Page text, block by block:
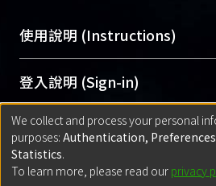
用逐年攀升。同時可加速研究
Archive）平台。 （點選深入了
含部分內容的版權非匯入
助與合作完成，請確認該
意提供此授權。
Please represent that the
original work, and that you
grant the rights to upload.
若欲上傳已出版的全文電子
使用說明 (Instructions)
網站簡介(Quickstart Guide)
使用手冊(Instruction
線上預約服務(Booking
登入說明 (Sign-in)
方案一：臺灣大學計算機中
(With C&INC Email Account)
方案二：ORCID帳號登入
匯入著作 (Submission)
方案一：定期更新ORCID者
We collect and process your personal
purposes: Authentication,
Statistics.
To learn more, please read our privacy